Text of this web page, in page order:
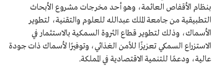
بنظام الأقفاص العائمة، وهو أحد مخرجات مشروع الأبحاث
التطبيقية من جامعة الملك عبدالله للعلوم والتقنية، لتطوير
الأسماك، وذلك لتطوير قطاع الثروة السمكية بالاستثمار في
الاستزراع السمكي تعزيزًا للأمن الغذائي، وتوفيرًا لأسماك ذات جودة
عالية، ودعمًا للتنمية الاقتصادية في المملكة.